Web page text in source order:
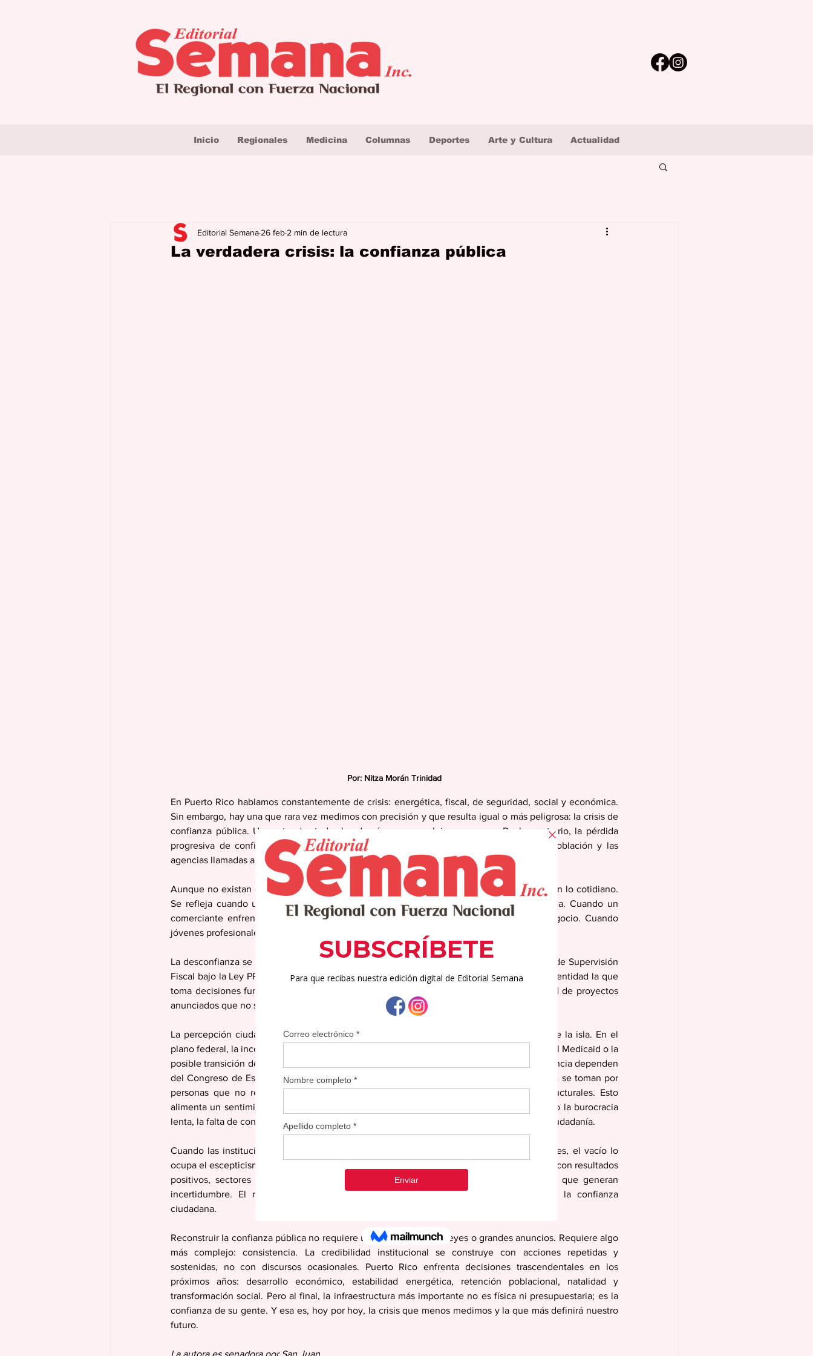
Inicio Regionales Medicina Columnas Deportes Arte y Cultura Actualidad
La verdadera crisis: la confianza pública
Editorial Semana 26 feb 2 min de lectura
Por: Nitza Morán Trinidad
En Puerto Rico hablamos constantemente de crisis: energética, fiscal, de seguridad, social y económica.
Sin embargo, hay una que rara vez medimos con precisión y que resulta igual o más peligrosa: la crisis de
confianza pública. Urge atender todas las demás, por complejas que sean. De lo contrario, la pérdida
progresiva de confianza sigue alimentando una sensación de incertidumbre entre la población y las
agencias llamadas a proveer estabilidad gubernamental y soluciones concretas.
Aunque no existan estadísticas oficiales que la cuantifiquen, la desconfianza se percibe en lo cotidiano.
Se refleja cuando un ciudadano presenta una denuncia y no obtiene respuesta oportuna. Cuando un
comerciante enfrenta procesos gubernamentales interminables para poder operar su negocio. Cuando
jóvenes profesionales deciden emigrar en busca de mejores oportunidades.
La desconfianza se ha convertido en una experiencia colectiva. La presencia de la Junta de Supervisión
Fiscal bajo la Ley PROMESA también forma parte de esa percepción. Para muchos, es esa entidad la que
toma decisiones fundamentales sobre el rumbo fiscal del país. A esto se suma la realidad de proyectos
anunciados que no se completan y promesas que no se traducen en resultados tangibles.
La percepción ciudadana es la de un sistema desconectado de las necesidades reales de la isla. En el
plano federal, la incertidumbre no es menor. Asuntos esenciales como el financiamiento del Medicaid o la
posible transición del PAN al SNAP que ampliaría beneficios y acceso en casos de emergencia dependen
del Congreso de Estados Unidos. El pueblo observa cómo decisiones cruciales para la isla se toman por
personas que no residen aquí, en un contexto político marcado por limitaciones estructurales. Esto
alimenta un sentimiento de impotencia institucional. A lo anterior se suman factores como la burocracia
lenta, la falta de continuidad administrativa y la escasa comunicación transparente con la ciudadanía.
Cuando las instituciones no explican, no rinden cuentas o no producen resultados visibles, el vacío lo
ocupa el escepticismo. También ocurre lo contrario: cuando se implementa política pública con resultados
positivos, sectores opositores intentan desviar la discusión pública hacia controversias que generan
incertidumbre. El resultado es un clima permanente de confrontación que desgasta la confianza
ciudadana.
Reconstruir la confianza pública no requiere únicamente nuevas leyes o grandes anuncios. Requiere algo
más complejo: consistencia. La credibilidad institucional se construye con acciones repetidas y
sostenidas, no con discursos ocasionales. Puerto Rico enfrenta decisiones trascendentales en los
próximos años: desarrollo económico, estabilidad energética, retención poblacional, natalidad y
transformación social. Pero al final, la infraestructura más importante no es física ni presupuestaria; es la
confianza de su gente. Y esa es, hoy por hoy, la crisis que menos medimos y la que más definirá nuestro
futuro.
La autora es senadora por San Juan,